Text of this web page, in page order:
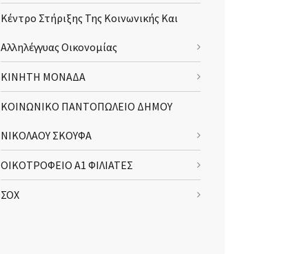
Κέντρο Στήριξης Της Κοινωνικής Και
Αλληλέγγυας Οικονομίας
ΚΙΝΗΤΗ ΜΟΝΑΔΑ
ΚΟΙΝΩΝΙΚΟ ΠΑΝΤΟΠΩΛΕΙΟ ΔΗΜΟΥ
ΝΙΚΟΛΑΟΥ ΣΚΟΥΦΑ
ΟΙΚΟΤΡΟΦΕΙΟ Α1 ΦΙΛΙΑΤΕΣ
ΣΟΧ